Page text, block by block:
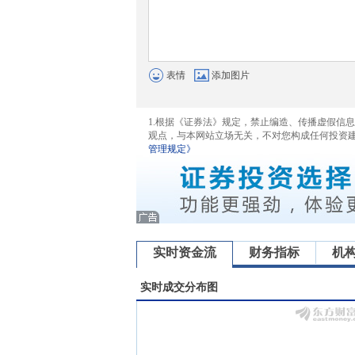
表情 添加图片
1.根据《证券法》规定，禁止编造、传播虚假信
观点，与本网站立场无关，不对您构成任何投资
管理规定》
实时资金流 财务指标 机
实时成交分布图